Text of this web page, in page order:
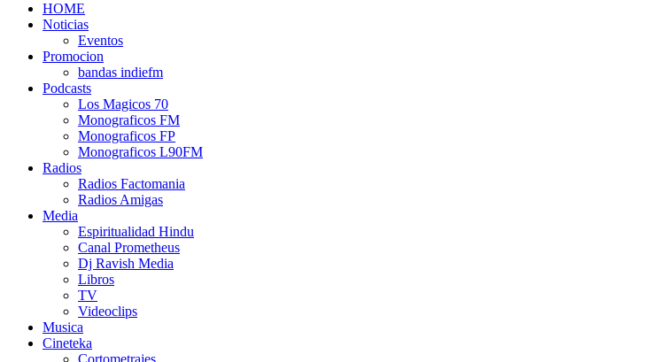
HOME
Noticias
Eventos
Promocion
bandas indiefm
Podcasts
Los Magicos 70
Monograficos FM
Monograficos FP
Monograficos L90FM
Radios
Radios Factomania
Radios Amigas
Media
Espiritualidad Hindu
Canal Prometheus
Dj Ravish Media
Libros
TV
Videoclips
Musica
Cineteka
Cortometrajes